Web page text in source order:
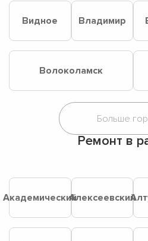
Видное Владимир
Волоколамск
Ремонт в
АкадемическийАлексеевский